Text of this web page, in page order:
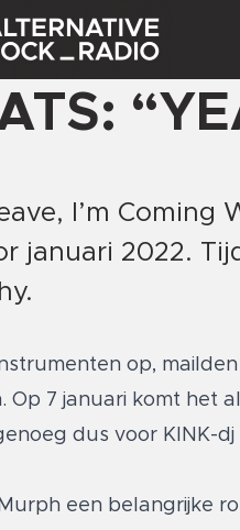
I’m Coming
januari 2022.
op,
7 januari komt het
dus voor KINK-dj
een belangrijke